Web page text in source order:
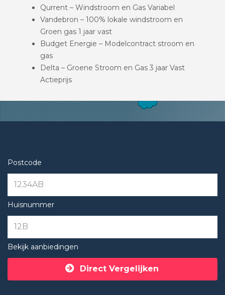
Qurrent – Windstroom en Gas Variabel
Vandebron – 100% lokale windstroom en
Groen gas 1 jaar vast
Budget Energie – Modelcontract stroom en
gas
Delta – Groene Stroom en Gas 3 jaar Vast
Actieprijs
Postcode
Huisnummer
Bekijk aanbiedingen
Direct Vergelijken